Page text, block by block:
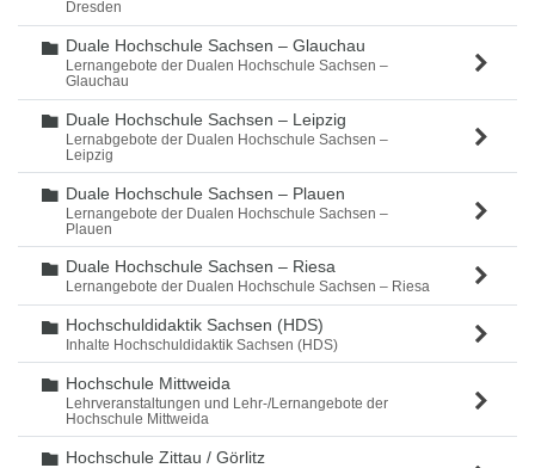
Dresden
Ordner
Duale Hochschule Sachsen – Glauchau
Lernangebote der Dualen Hochschule Sachsen –
Glauchau
Ordner
Duale Hochschule Sachsen – Leipzig
Lernabgebote der Dualen Hochschule Sachsen –
Leipzig
Ordner
Duale Hochschule Sachsen – Plauen
Lernangebote der Dualen Hochschule Sachsen –
Plauen
Ordner
Duale Hochschule Sachsen – Riesa
Lernangebote der Dualen Hochschule Sachsen – Riesa
Ordner
Hochschuldidaktik Sachsen (HDS)
Inhalte Hochschuldidaktik Sachsen (HDS)
Ordner
Hochschule Mittweida
Lehrveranstaltungen und Lehr-/Lernangebote der
Hochschule Mittweida
Ordner
Hochschule Zittau / Görlitz